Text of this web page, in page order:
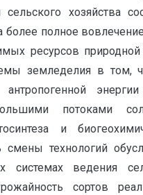
хозяйства
более полное
ресурсов
земледелия в том,
потоками
и
смены технологий
ведения
сортов